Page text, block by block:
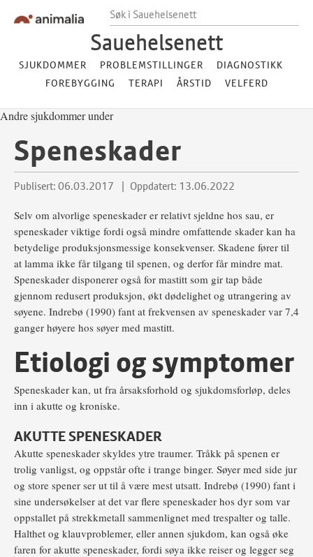
Søk i Sauehelsenett
Sauehelsenett
SJUKDOMMER PROBLEMSTILLINGER
DIAGNOSTIKK
FOREBYGGING
TERAPI ÅRSTID VELFERD
Andre sjukdommer under
Speneskader
Publisert: 06.03.2017 Oppdatert: 13.06.2022
Selv om alvorlige speneskader er relativt sjeldne hos sau, er
speneskader viktige fordi også mindre omfattende skader kan ha
betydelige produksjonsmessige konsekvenser. Skadene fører til
at lamma ikke får tilgang til spenen, og derfor får mindre mat.
Speneskader disponerer også for mastitt som gir tap både
gjennom redusert produksjon, økt dødelighet og utrangering av
søyene. Indrebø (1990) fant at frekvensen av speneskader var 7,4
ganger høyere hos søyer med mastitt.
Etiologi og symptomer
Speneskader kan, ut fra årsaksforhold og sjukdomsforløp, deles
inn i akutte og kroniske.
AKUTTE SPENESKADER
Akutte speneskader skyldes ytre traumer. Tråkk på spenen er
trolig vanligst, og oppstår ofte i trange binger. Søyer med side jur
og store spener ser ut til å være mest utsatt. Indrebø (1990) fant i
sine undersøkelser at det var flere speneskader hos dyr som var
oppstallet på strekkmetall sammenlignet med trespalter og talle.
Halthet og klauvproblemer, eller annen sjukdom, kan også øke
faren for akutte speneskader, fordi søya ikke reiser og legger seg